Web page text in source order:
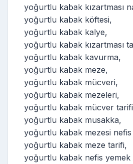
yoğurtlu kabak kızartması
yoğurtlu kabak köftesi,
yoğurtlu kabak kalye,
yoğurtlu kabak kızartması
yoğurtlu kabak kavurma,
yoğurtlu kabak meze,
yoğurtlu kabak mücveri,
yoğurtlu kabak mezeleri,
yoğurtlu kabak mücver
yoğurtlu kabak musakka,
yoğurtlu kabak mezesi
yoğurtlu kabak meze tarifi,
yoğurtlu kabak nefis yemek